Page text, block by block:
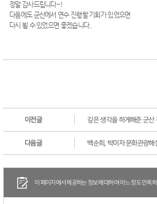
정말 감사드립니다~!
다음에도 군산에서 연수 진행할 기회가 있었으면
다시 뵐 수 있었으면 좋겠습니다..
이전글 깊은 생각을 하게해준 군산
다음글 백순희, 박미자 문화관광해
이 페이지에서 제공하는 정보에 대하여 어느 정도 만족